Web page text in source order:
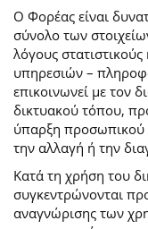
Ο Φορέας είναι
σύνολο των
λόγους
υπηρεσιών –
επικοινωνεί με τον
δικτυακού τόπου,
ύπαρξη προσωπικού
την αλλαγή ή την
Κατά τη χρήση του
συγκεντρώνονται
αναγνώρισης των